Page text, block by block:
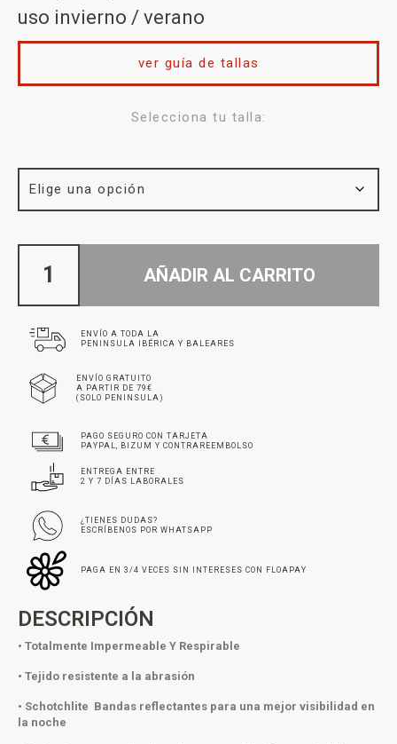
uso invierno / verano
Selecciona tu talla:
ver guía de tallas
AÑADIR AL CARRITO
ENVÍO A TODA LA
PENINSULA IBÉRICA Y BALEARES
ENVÍO GRATUITO
A PARTIR DE 79€
(SOLO PENINSULA)
PAGO SEGURO CON TARJETA
PAYPAL, BIZUM Y CONTRAREEMBOLSO
ENTREGA ENTRE
2 Y 7 DÍAS LABORALES
¿TIENES DUDAS?
ESCRÍBENOS POR WHATSAPP
PAGA EN 3/4 VECES SIN INTERESES CON FLOAPAY
DESCRIPCIÓN
• Totalmente Impermeable Y Respirable
• Tejido resistente a la abrasión
• Schotchlite Bandas reflectantes para una mejor visibilidad en
la noche